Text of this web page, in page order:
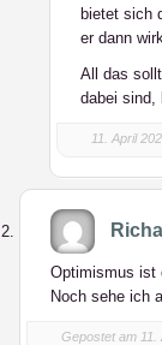
bietet sich
er dann
All das
dabei sind,
11. April
Optimismus ist
Noch sehe ich
Gepostet am 11.